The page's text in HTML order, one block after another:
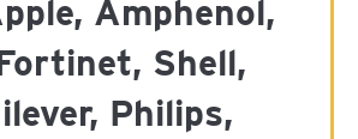
Amphenol,
Shell,
Philips,